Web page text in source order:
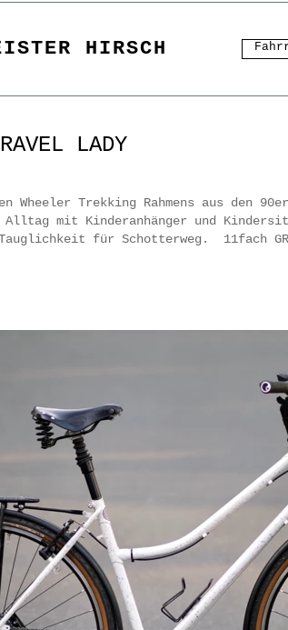
HIRSCH
LADY
Wheeler Trekking Rahmens aus den
Alltag mit Kinderanhänger und
für Schotterweg. 11fach